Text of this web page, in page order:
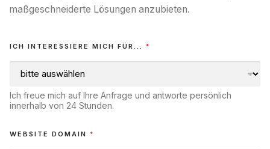
maßgeschneiderte Lösungen anzubieten.
ICH INTERESSIERE MICH FÜR... *
Ich freue mich auf Ihre Anfrage und antworte persönlich
innerhalb von 24 Stunden.
WEBSITE DOMAIN *